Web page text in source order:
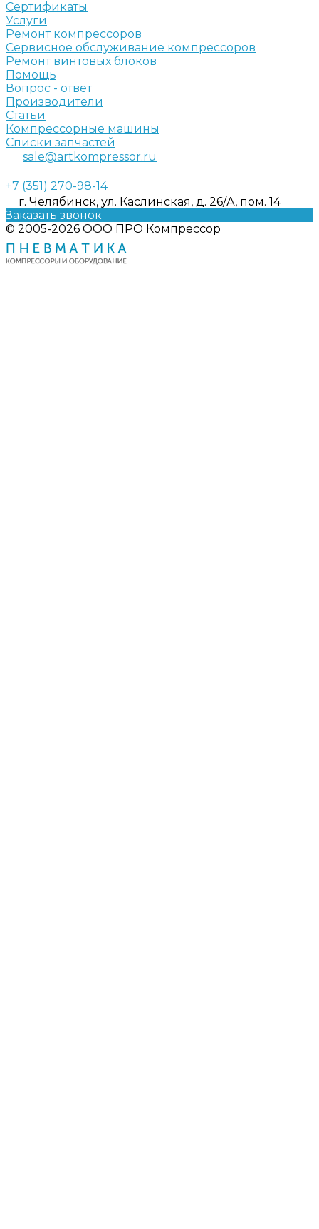
Сертификаты
Услуги
Ремонт компрессоров
Сервисное обслуживание компрессоров
Ремонт винтовых блоков
Помощь
Вопрос - ответ
Производители
Статьи
Компрессорные машины
Списки запчастей
sale@artkompressor.ru
+7 (351) 270-98-14
г. Челябинск, ул. Каслинская, д. 26/А, пом. 14
Заказать звонок
© 2005-2026 ООО ПРО Компрессор